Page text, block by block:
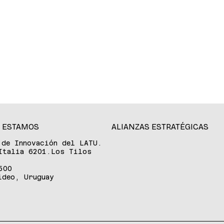
de Innovación del LATU.
6201.Los Tilos
Uruguay
ALIANZAS ESTRATÉGICAS